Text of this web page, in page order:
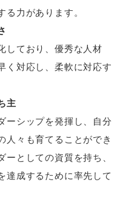
る力があります。
しており、優秀な人材
く対応し、柔軟に対応す
主
ーシップを発揮し、自分
人々も育てることができ
ーとしての資質を持ち、
達成するために率先して